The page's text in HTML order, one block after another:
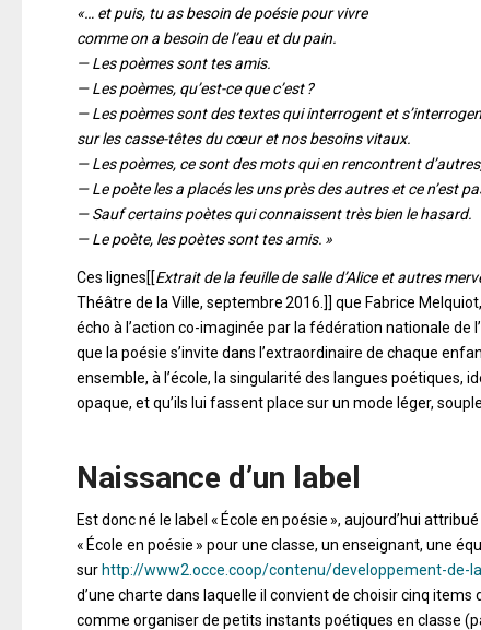
«… et puis, tu as besoin de poésie pour vivre
comme on a besoin de l’eau et du pain.
— Les poèmes sont tes amis.
— Les poèmes, qu’est-ce que c’est ?
— Les poèmes sont des textes qui interrogent et
sur les casse-têtes du cœur et nos besoins vitaux.
— Les poèmes, ce sont des mots qui en rencontrent
— Le poète les a placés les uns près des autres et ce n’est
— Sauf certains poètes qui connaissent très bien le hasard.
— Le poète, les poètes sont tes amis. »
Ces lignes[[Extrait de la feuille de salle d’Alice et autres
Théâtre de la Ville, septembre 2016.]] que Fabrice
écho à l’action co-imaginée par la fédération nationale de
que la poésie s’invite dans l’extraordinaire de chaque
ensemble, à l’école, la singularité des langues
opaque, et qu’ils lui fassent place sur un mode léger,
Naissance d’un label
Est donc né le label « École en poésie », aujourd’hui
« École en poésie » pour une classe, un enseignant, une
sur http://www2.occe.coop/contenu/developpement-de-
d’une charte dans laquelle il convient de choisir cinq
comme organiser de petits instants poétiques en classe